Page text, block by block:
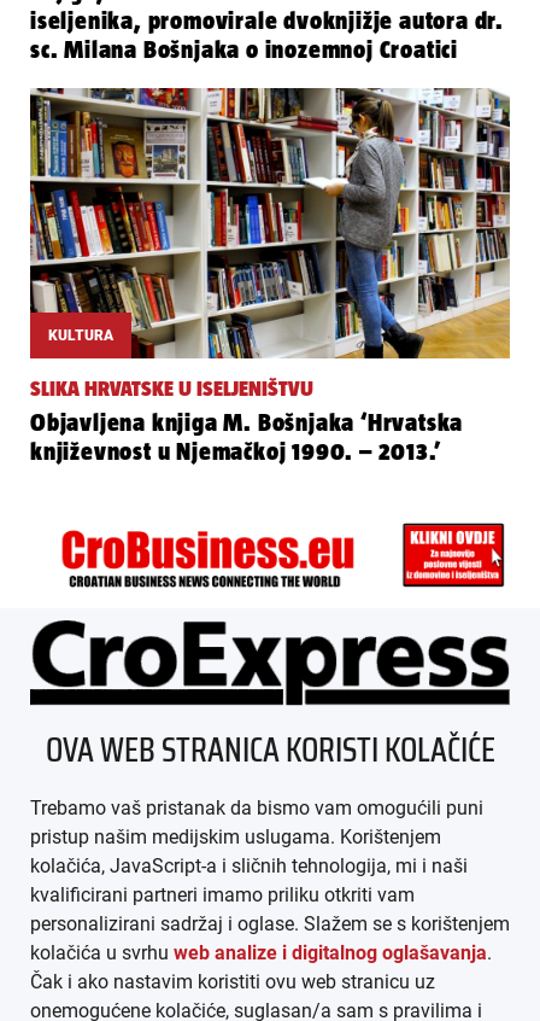
iseljenika, promovirale dvoknjižje autora dr.
sc. Milana Bošnjaka o inozemnoj Croatici
KULTURA
SLIKA HRVATSKE U ISELJENIŠTVU
Objavljena knjiga M. Bošnjaka ‘Hrvatska
književnost u Njemačkoj 1990. – 2013.’
ÜBER UNS
IMPRESSUM
AGB
DATENSCHUTZ
MEDIADATEN
ARHIVA (PDF)
OVA WEB STRANICA KORISTI KOLAČIĆE
Trebamo vaš pristanak da bismo vam omogućili puni
pristup našim medijskim uslugama. Korištenjem
kolačića, JavaScript-a i sličnih tehnologija, mi i naši
kvalificirani partneri imamo priliku otkriti vam
personalizirani sadržaj i oglase. Slažem se s korištenjem
kolačića u svrhu web analize i digitalnog oglašavanja.
Čak i ako nastavim koristiti ovu web stranicu uz
onemogućene kolačiće, suglasan/a sam s pravilima i